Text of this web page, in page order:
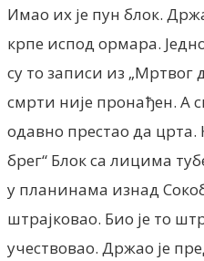
Имао их је пун блок.
крпе испод ормара.
су то записи из „Мртвог
смрти није пронађен. А
одавно престао да
брег“ Блок са лицима
у планинама изнад
штрајковао. Био је то
учествовао. Држао је